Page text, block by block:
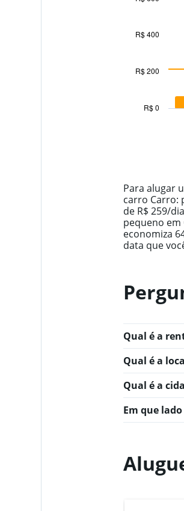
with
has
14
categories.
The
chart
has
1
values.
Range:
to
600.
R$ 0
R$ 200
R$ 400
Para alugar
carro Carro:
de R$ 259/
pequeno
economiza
data que
Qual é a
Qual é a
Qual é a
Em que